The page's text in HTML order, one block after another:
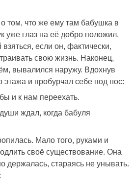
том, что же ему там бабушка в
уже глаз на её добро положил.
если он, фактически,
свою жизнь. Наконец,
вывалился наружу. Вдохнув
этажа и пробурчал себе под нос:
и к нам переехать.
ждал, когда бабуля
Мало того, руками и
своё существование. Она
держалась, стараясь не унывать.